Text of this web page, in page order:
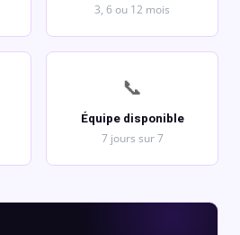
3, 6 ou 12 mois
📞
Équipe disponible
7 jours sur 7